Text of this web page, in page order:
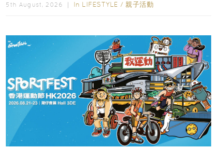
5th August, 2026 ｜ In LIFESTYLE / 親子活動